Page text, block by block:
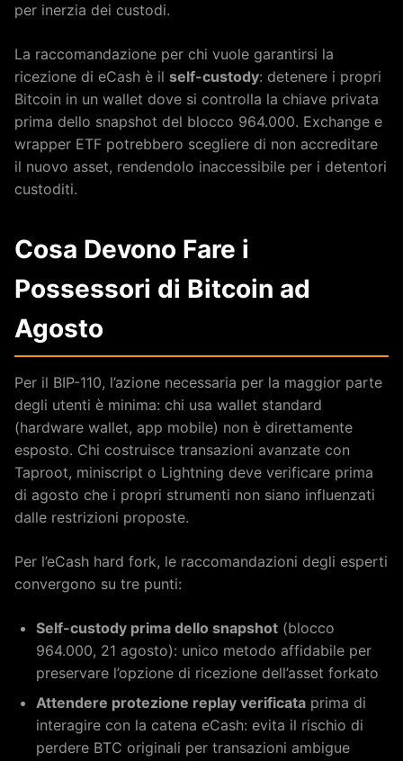
per inerzia dei custodi.
La raccomandazione per chi vuole garantirsi la
ricezione di eCash è il self-custody: detenere i propri
Bitcoin in un wallet dove si controlla la chiave privata
prima dello snapshot del blocco 964.000. Exchange e
wrapper ETF potrebbero scegliere di non accreditare
il nuovo asset, rendendolo inaccessibile per i detentori
custoditi.
Cosa Devono Fare i
Possessori di Bitcoin ad
Agosto
Per il BIP-110, l’azione necessaria per la maggior parte
degli utenti è minima: chi usa wallet standard
(hardware wallet, app mobile) non è direttamente
esposto. Chi costruisce transazioni avanzate con
Taproot, miniscript o Lightning deve verificare prima
di agosto che i propri strumenti non siano influenzati
dalle restrizioni proposte.
Per l’eCash hard fork, le raccomandazioni degli esperti
convergono su tre punti:
Self-custody prima dello snapshot (blocco
964.000, 21 agosto): unico metodo affidabile per
preservare l’opzione di ricezione dell’asset forkato
Attendere protezione replay verificata prima di
interagire con la catena eCash: evita il rischio di
perdere BTC originali per transazioni ambigue